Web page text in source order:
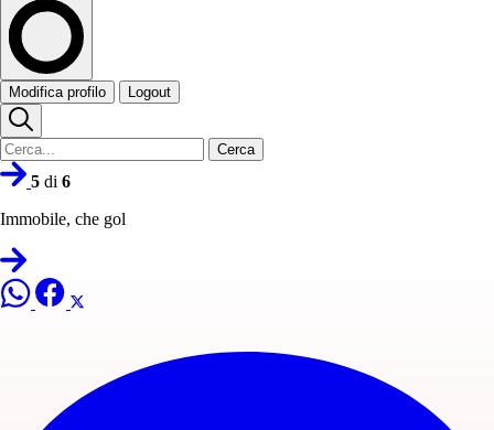
Modifica profilo Logout
Cerca
5 di 6
Immobile, che gol